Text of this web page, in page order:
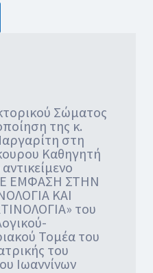
Σώματος
της κ.
στη
Καθηγητή
ΕΜΦΑΣΗ ΣΤΗΝ
ΚΑΙ
του
Τομέα του
του
Ιωαννίνων